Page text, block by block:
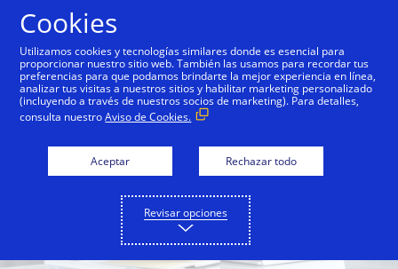
Cookies
Utilizamos cookies y tecnologías similares donde es esencial para
proporcionar nuestro sitio web. También las usamos para recordar tus
preferencias para que podamos brindarte la mejor experiencia en línea,
analizar tus visitas a nuestros sitios y habilitar marketing personalizado
(incluyendo a través de nuestros socios de marketing). Para detalles,
consulta nuestroAviso de Cookies.
Aceptar Rechazar todo
Revisar opciones